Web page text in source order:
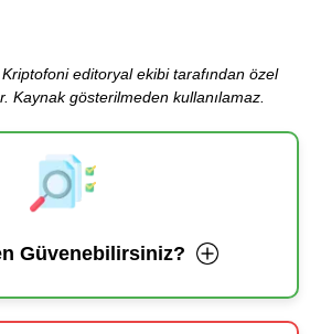
editoryal ekibi tarafından özel
Kaynak gösterilmeden kullanılamaz.
Güvenebilirsiniz?